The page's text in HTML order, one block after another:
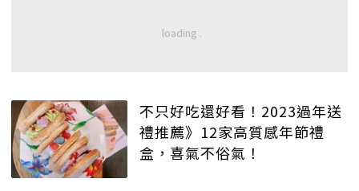
不只好吃還好看！2023過年送
禮推薦》12家高質感年節禮
盒，喜氣不俗氣！